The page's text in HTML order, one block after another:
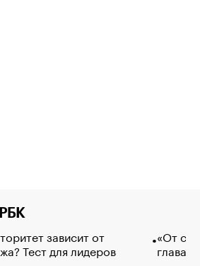
зависит от
Тест для лидеров
«От
глава